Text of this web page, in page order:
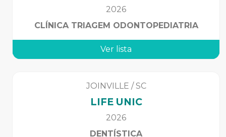
2026
CLÍNICA TRIAGEM ODONTOPEDIATRIA
Ver lista
JOINVILLE /SC
LIFE UNIC
2026
DENTÍSTICA